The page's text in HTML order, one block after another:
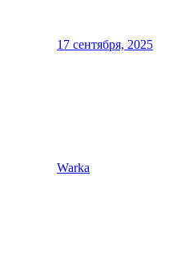
17 сентября, 2025
Warka